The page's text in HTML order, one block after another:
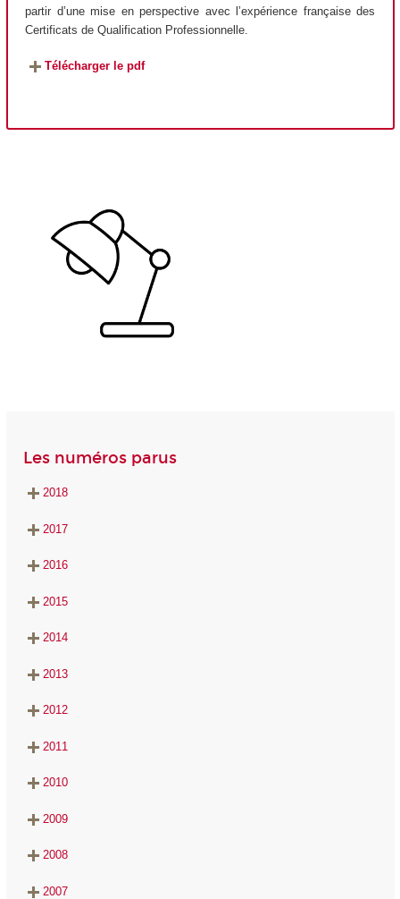
partir d’une mise en perspective avec l’expérience française des
Certificats de Qualification Professionnelle.
Télécharger le pdf
Les numéros parus
2018
2017
2016
2015
2014
2013
2012
2011
2010
2009
2008
2007